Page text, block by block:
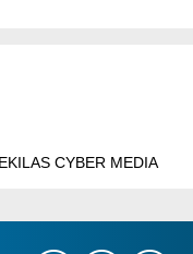
CYBER MEDIA